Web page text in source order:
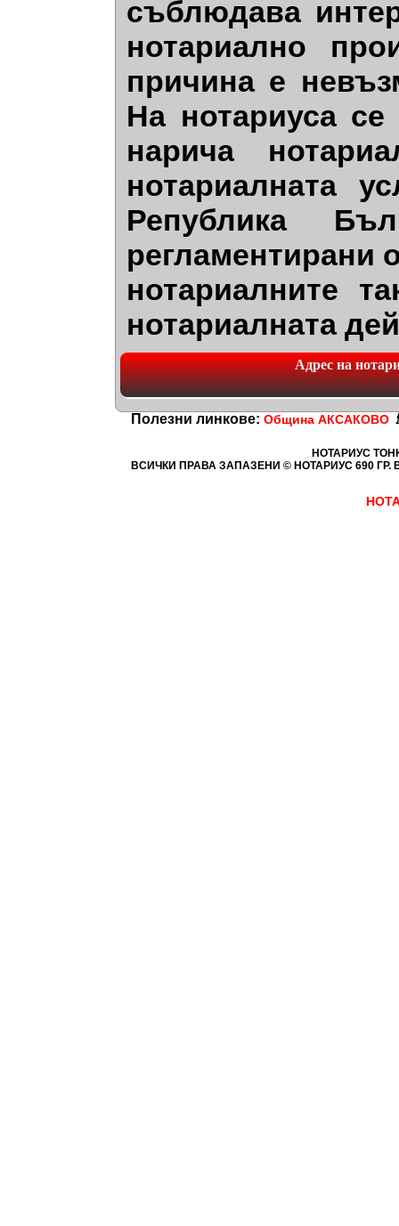
съблюдава
нотариално
причина е
На нотариуса
нарича
нотариалната
Република
регламентирани
нотариалните
нотариалната
Адрес на
Полезни линкове: Община АКСАКОВО
НОТАРИУС
ВСИЧКИ ПРАВА ЗАПАЗЕНИ © НОТАРИУС 690 ГР.